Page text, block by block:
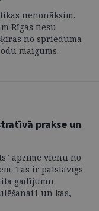
nenonāksim.
Rīgas tiesu
no sprieduma
maigums.
prakse un
apzīmē vienu no
Tas ir patstāvīgs
gadījumu
un kas,